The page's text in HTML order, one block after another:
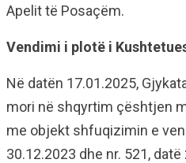
Apelit të Posaçëm.
Vendimi i plotë i
Në datën 17.01.2025,
mori në shqyrtim çështjen
me objekt shfuqizimin e
30.12.2023 dhe nr. 521,